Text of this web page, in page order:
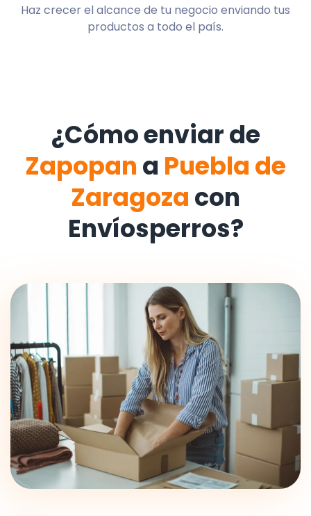
Haz crecer el alcance de tu negocio enviando tus
productos a todo el país.
¿Cómo enviar de
Zapopan a Puebla de
Zaragoza con
Envíosperros?